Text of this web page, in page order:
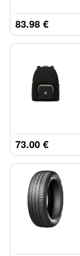
83.98 €
73.00 €